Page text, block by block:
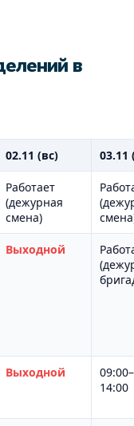
в
02.11 (вс) 03.11
Работает
(дежурная
смена)
Выходной
Выходной
09:00–
14:00